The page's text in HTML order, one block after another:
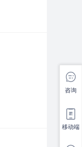
咨询
移动端